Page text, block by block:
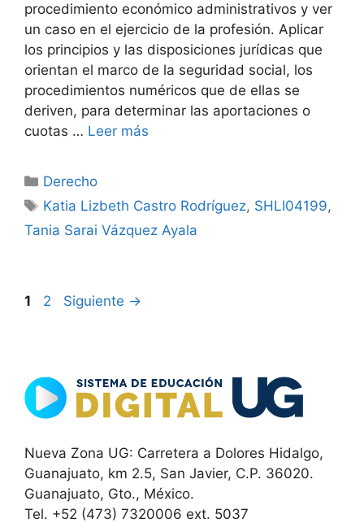
procedimiento económico administrativos y ver
un caso en el ejercicio de la profesión. Aplicar
los principios y las disposiciones jurídicas que
orientan el marco de la seguridad social, los
procedimientos numéricos que de ellas se
deriven, para determinar las aportaciones o
cuotas … Leer más
Categorías
Derecho
Etiquetas
Katia Lizbeth Castro Rodríguez, SHLI04199,
Tania Sarai Vázquez Ayala
Página
1 Página
2 Siguiente →
Nueva Zona UG: Carretera a Dolores Hidalgo,
Guanajuato, km 2.5, San Javier, C.P. 36020.
Guanajuato, Gto., México.
Tel. +52 (473) 7320006 ext. 5037